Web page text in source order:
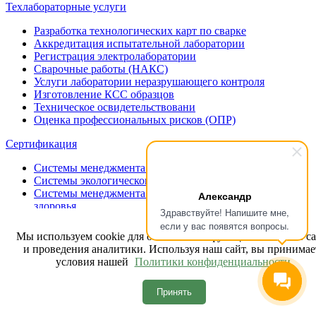
Александр
Здравствуйте! Напишите мне,
если у вас появятся вопросы.
Техлабораторные услуги
Разработка технологических карт по сварке
Аккредитация испытательной лаборатории
Регистрация электролаборатории
Сварочные работы (НАКС)
Услуги лаборатории неразрушающего контроля
Изготовление КСС образцов
Техническое освидетельствовани
Оценка профессиональных рисков (ОПР)
Сертификация
Системы менеджмента качества
Системы экологического менеджмента
Системы менеджмента безопасности труда и охраны
здоровья
Технический регламент ТС (ТР ТС/ЕАЭС)
© 2015-2025, ООО "Альянс-Эксперт"
Политика конфиденциальности
Мы используем cookie для обеспечения функциональности
и проведения аналитики. Используя наш сайт, вы
условия нашей Политики конфиденциальности.
Принять